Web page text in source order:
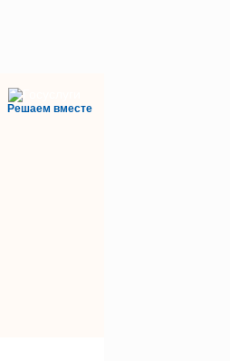
Решаем вместе